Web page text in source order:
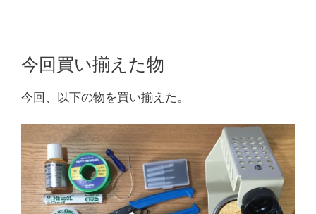
今回買い揃えた物
今回、以下の物を買い揃えた。